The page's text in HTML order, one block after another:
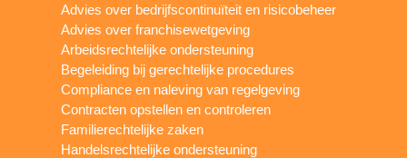
Advies over bedrijfscontinuïteit en risicobeheer
Advies over franchisewetgeving
Arbeidsrechtelijke ondersteuning
Begeleiding bij gerechtelijke procedures
Compliance en naleving van regelgeving
Contracten opstellen en controleren
Familierechtelijke zaken
Handelsrechtelijke ondersteuning